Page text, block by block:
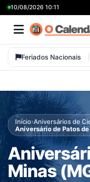
10/08/2026 10:11
Feriados Nacionais
Início›Aniversários de
Aniversário de Patos
Minas